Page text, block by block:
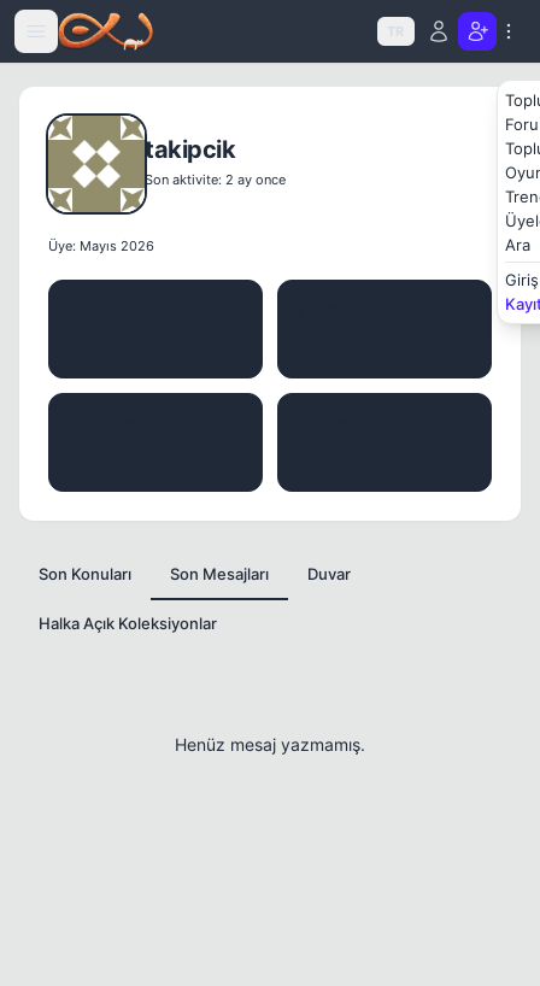
Icerige atla
TR
Ara
Giriş
takipcik
Son aktivite: 2 ay once
Üye: Mayıs 2026
Son Konuları Son Mesajları Duvar
Halka Açık Koleksiyonlar
Henüz mesaj yazmamış.